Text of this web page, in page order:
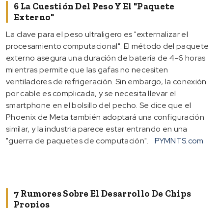
6 La Cuestión Del Peso Y El "paquete
Externo"
La clave para el peso ultraligero es "externalizar el
procesamiento computacional". El método del paquete
externo asegura una duración de batería de 4-6 horas
mientras permite que las gafas no necesiten
ventiladores de refrigeración. Sin embargo, la conexión
por cable es complicada, y se necesita llevar el
smartphone en el bolsillo del pecho. Se dice que el
Phoenix de Meta también adoptará una configuración
similar, y la industria parece estar entrando en una
"guerra de paquetes de computación".
PYMNTS.com
7 Rumores Sobre El Desarrollo De Chips
Propios